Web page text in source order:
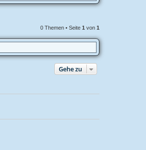
0 Themen • Seite 1 von 1
Gehe zu